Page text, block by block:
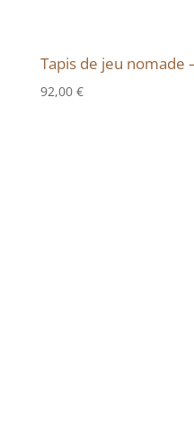
Tapis de jeu nomade
92,00 €